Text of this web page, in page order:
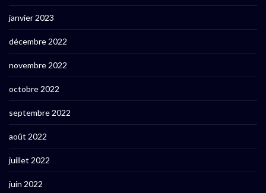
janvier 2023
décembre 2022
novembre 2022
octobre 2022
septembre 2022
août 2022
juillet 2022
juin 2022